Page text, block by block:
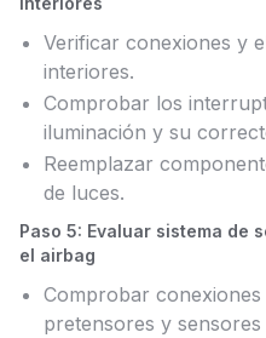
Verificar conexiones y
interiores.
Comprobar los
iluminación y su
Reemplazar
de luces.
Paso 5: Evaluar sistema de
el airbag
Comprobar
pretensores y sensores